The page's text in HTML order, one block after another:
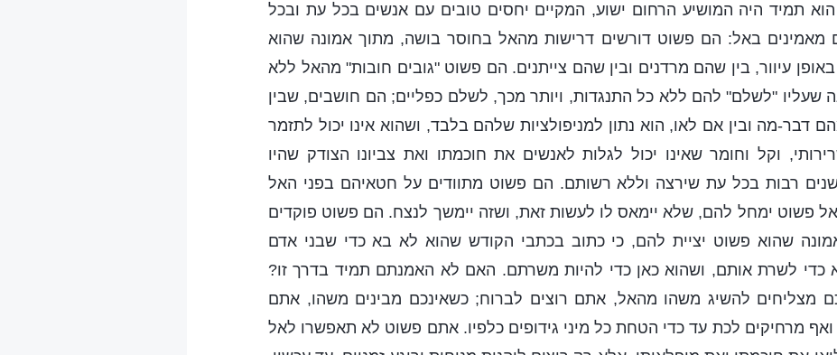
הוא תמיד היה המושיע הרחום ישוע, המקיים יחסים טובים עם אנשים בכל עת ובכל
מאמינים באל: הם פשוט דורשים דרישות מהאל בחוסר בושה, מתוך אמונה שהוא
עיוור, בין שהם מרדנים ובין שהם צייתנים. הם פשוט "גובים חובות" מהאל ללא
שעליו "לשלם" להם ללא כל התנגדות, ויותר מכך, לשלם כפליים; הם חושבים, שבין
דבר-מה ובין אם לאו, הוא נתון למניפולציות שלהם בלבד, ושהוא אינו יכול לתזמר
וקל וחומר שאינו יכול לגלות לאנשים את חוכמתו ואת צביונו הצודק שהיו
רבות בכל עת שירצה וללא רשותם. הם פשוט מתוודים על חטאיהם בפני האל
פשוט ימחל להם, שלא יימאס לו לעשות זאת, ושזה יימשך לנצח. הם פשוט פוקדים
שהוא פשוט יציית להם, כי כתוב בכתבי הקודש שהוא לא בא כדי שבני אדם
כדי לשרת אותם, ושהוא כאן כדי להיות משרתם. האם לא האמנתם תמיד בדרך זו?
מצליחים להשיג משהו מהאל, אתם רוצים לברוח; כשאינכם מבינים משהו, אתם
מרחיקים לכת עד כדי הטחת כל מיני גידופים כלפיו. אתם פשוט לא תאפשרו לאל